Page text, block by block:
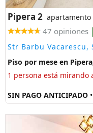
Pipera 2
47 opiniones
Str Barbu Vacarescu,
Piso por mese en
1 persona está mirando
SIN PAGO ANTICIPADO